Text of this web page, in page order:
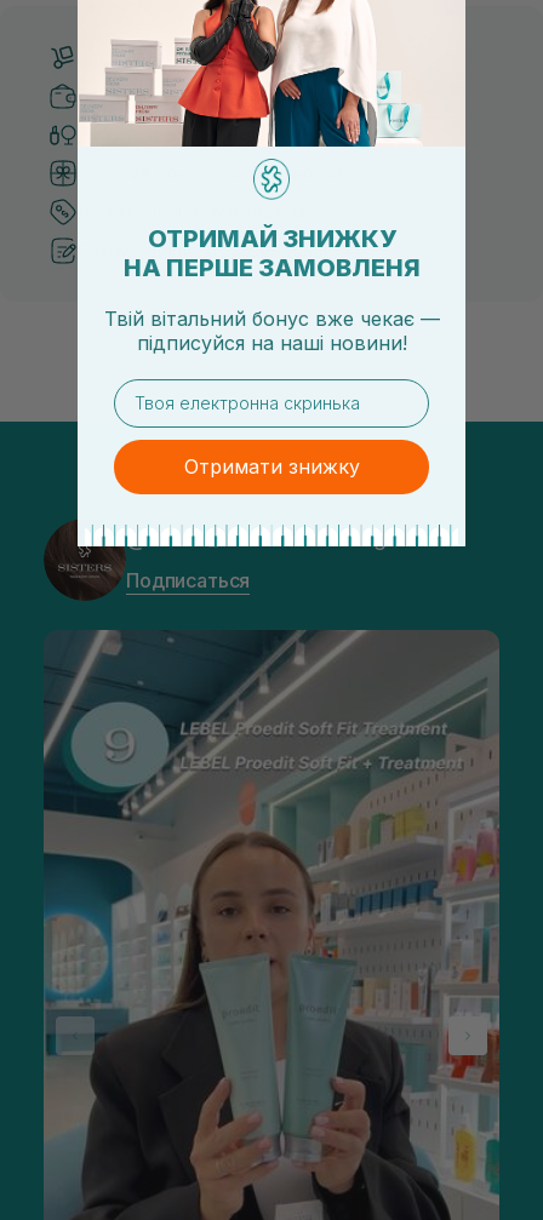
Бесплатная доставка от 3000 UAH
Безопасные способы оплаты
Только оригинальная косметика
Система бонусов и лояльности
Рекомендации от косметологов
@sisters_stelmakh в Instagram
Подписаться
ОТРИМАЙ ЗНИЖКУ
НА ПЕРШЕ ЗАМОВЛЕНЯ
Твій вітальний бонус вже чекає —
підписуйся на наші новини!
email
Отримати знижку